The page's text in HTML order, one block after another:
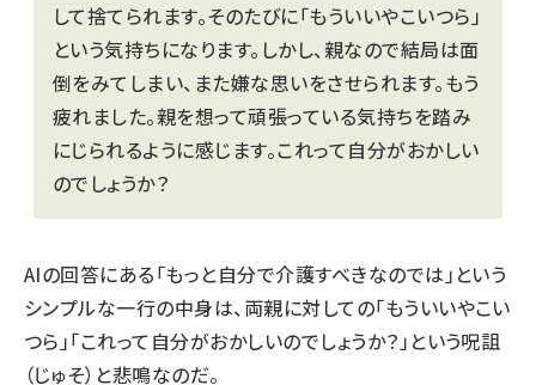
して捨てられます。そのたびに「もういいやこいつら」
という気持ちになります。しかし、親なので結局は面
倒をみてしまい、また嫌な思いをさせられます。もう
疲れました。親を想って頑張っている気持ちを踏み
にじられるように感じます。これって自分がおかしい
のでしょうか？
AIの回答にある「もっと自分で介護すべきなのでは」という
シンプルな一行の中身は、両親に対しての「もういいやこい
つら」「これって自分がおかしいのでしょうか？」という呪詛
（じゅそ）と悲鳴なのだ。